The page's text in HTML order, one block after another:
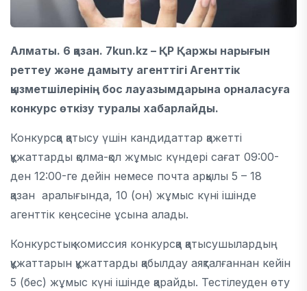
Алматы. 6 қазан. 7kun.kz – ҚР Қаржы нарығын
реттеу және дамыту агенттігі Агенттік
қызметшілерінің бос лауазымдарына орналасуға
конкурс өткізу туралы хабарлайды.
Конкурсқа қатысу үшін кандидаттар қажетті
құжаттарды қолма-қол жұмыс күндері сағат 09:00-
ден 12:00-ге дейін немесе почта арқылы 5 – 18
қазан аралығында, 10 (он) жұмыс күні ішінде
агенттік кеңсесіне ұсына алады.
Конкурстық комиссия конкурсқа қатысушылардың
құжаттарын құжаттарды қабылдау аяқталғаннан кейін
5 (бес) жұмыс күні ішінде қарайды. Тестілеуден өту